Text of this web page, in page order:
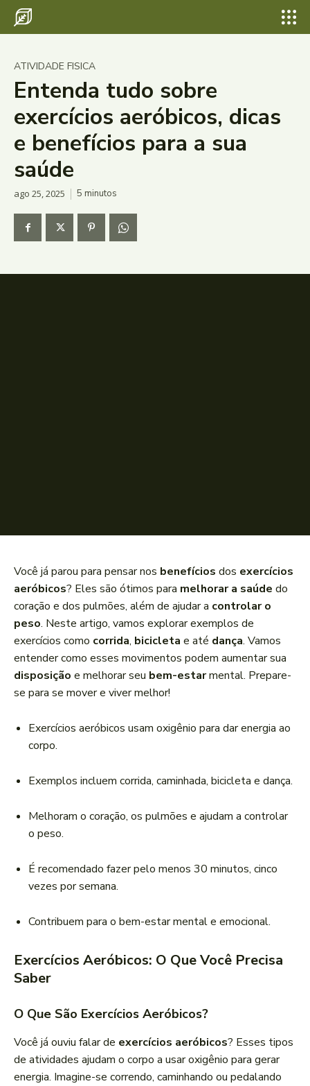
ATIVIDADE FISICA
Entenda tudo sobre
exercícios aeróbicos, dicas
e benefícios para a sua
saúde
ago 25, 2025 5 minutos
Você já parou para pensar nos benefícios dos exercícios
aeróbicos? Eles são ótimos para melhorar a saúde do
coração e dos pulmões, além de ajudar a controlar o
peso. Neste artigo, vamos explorar exemplos de
exercícios como corrida, bicicleta e até dança. Vamos
entender como esses movimentos podem aumentar sua
disposição e melhorar seu bem-estarmental. Prepare-
se para se mover e viver melhor!
Exercícios aeróbicos usam oxigênio para dar energia ao
corpo.
Exemplos incluem corrida, caminhada, bicicleta e dança.
Melhoram o coração, os pulmões e ajudam a controlar
o peso.
É recomendado fazer pelo menos 30 minutos, cinco
vezes por semana.
Contribuem para o bem-estar mental e emocional.
Exercícios Aeróbicos: O Que Você Precisa
Saber
O Que São Exercícios Aeróbicos?
Você já ouviu falar de exercícios aeróbicos? Esses tipos
de atividades ajudam o corpo a usar oxigênio para gerar
energia. Imagine-se correndo, caminhando ou pedalando